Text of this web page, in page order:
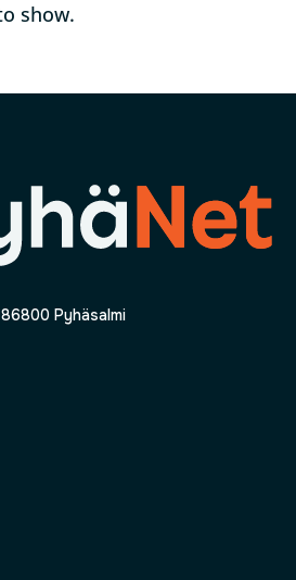
show.
Pyhäsalmi